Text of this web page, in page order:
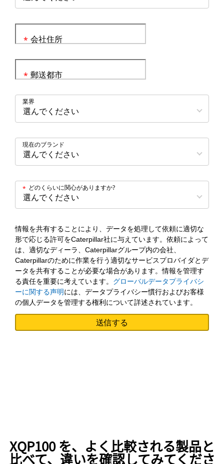
会社住所
*
郵送都市
*
業界
現在のブランド
どのくらいに関心がありますか?
*
情報を共有することにより、データを処理して依頼に適切な
形で応じる許可をCaterpillar社に与えています。依頼によって
は、適切なディーラ、Caterpillarグループ内の会社、
Caterpillarのために作業を行う適切なサービスプロバイダとデ
ータを共有することが必要な場合があります。情報を管理す
る責任を重要に考えています。 グローバルデータプライバシ
ーに関する声明には、データプライバシー慣行およびお客様
の個人データを管理する権利について詳述されています。
XQP100 を、よく比較される製品と
比べて、違いを確認してみてくださ